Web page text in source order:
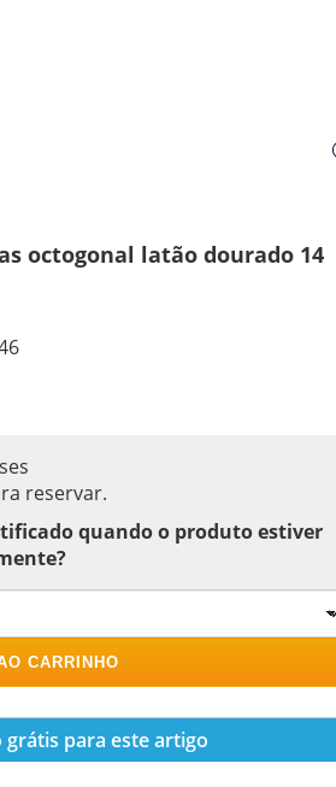
octogonal latão dourado 14
reservar.
quando o produto estiver
CARRINHO
grátis para este artigo